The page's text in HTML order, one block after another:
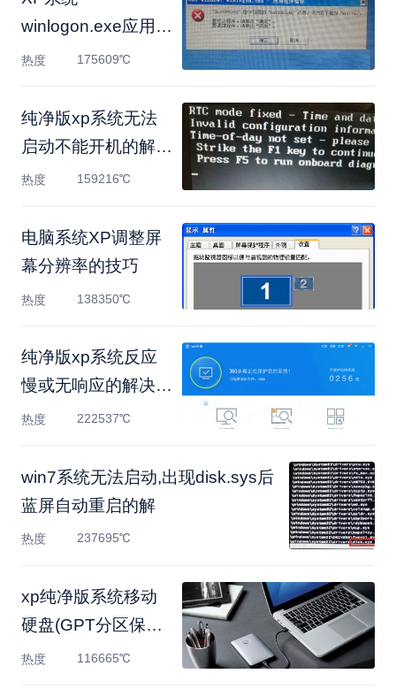
winlogon.exe应用程
序错误的解决方法
热度 175609℃
纯净版xp系统无法
启动不能开机的解决
方法
热度 159216℃
电脑系统XP调整屏
幕分辨率的技巧
热度 138350℃
纯净版xp系统反应
慢或无响应的解决方
法
热度 222537℃
win7系统无法启动,出现disk.sys后
蓝屏自动重启的解
热度 237695℃
xp纯净版系统移动
硬盘(GPT分区保护)
无法打开的解
热度 116665℃